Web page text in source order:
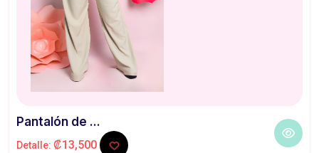
Pantalón de ...
Detalle: ₡13,500